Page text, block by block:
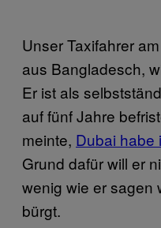
Unser Taxifahrer
aus Bangladesch,
Er ist als
auf fünf Jahre
meinte, Dubai habe
Grund dafür will er
wenig wie er sagen
bürgt.